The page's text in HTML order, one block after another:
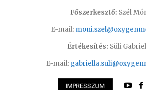
Főszerkesztő: Szél
E-mail:
Értékesítés: Süli
E-mail:
IMPRESSZUM